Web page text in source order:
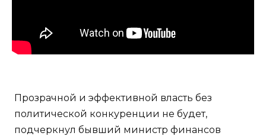
Прозрачной и эффективной власть без
политической конкуренции не будет,
подчеркнул бывший министр финансов